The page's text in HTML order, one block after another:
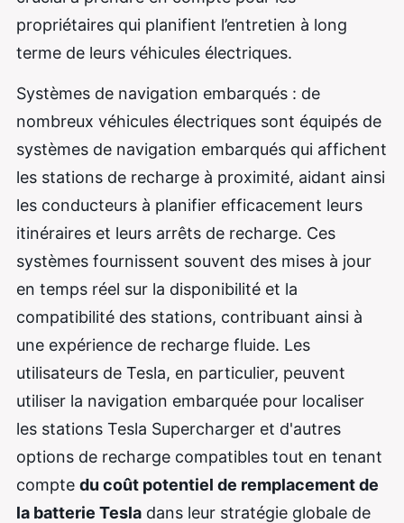
propriétaires qui planifient l’entretien à long
terme de leurs véhicules électriques.
Systèmes de navigation embarqués : de
nombreux véhicules électriques sont équipés de
systèmes de navigation embarqués qui affichent
les stations de recharge à proximité, aidant ainsi
les conducteurs à planifier efficacement leurs
itinéraires et leurs arrêts de recharge. Ces
systèmes fournissent souvent des mises à jour
en temps réel sur la disponibilité et la
compatibilité des stations, contribuant ainsi à
une expérience de recharge fluide. Les
utilisateurs de Tesla, en particulier, peuvent
utiliser la navigation embarquée pour localiser
les stations Tesla Supercharger et d'autres
options de recharge compatibles tout en tenant
compte du coût potentiel de remplacement de
la batterie Tesla dans leur stratégie globale de